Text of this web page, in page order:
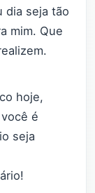
dia seja tão
mim. Que
hoje,
é
seja